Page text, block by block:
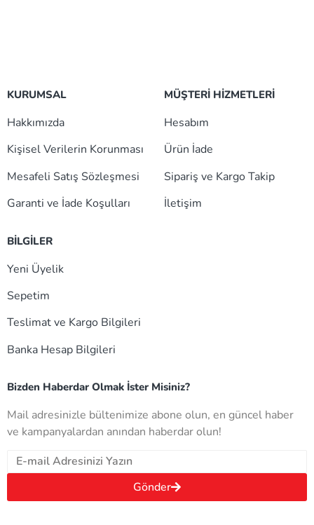
KURUMSAL
Hakkımızda
Kişisel Verilerin Korunması
Mesafeli Satış Sözleşmesi
Garanti ve İade Koşulları
MÜŞTERİ HİZMETLERİ
Hesabım
Ürün İade
Sipariş ve Kargo Takip
İletişim
BİLGİLER
Yeni Üyelik
Sepetim
Teslimat ve Kargo Bilgileri
Banka Hesap Bilgileri
Bizden Haberdar Olmak İster Misiniz?
Mail adresinizle bültenimize abone olun, en güncel haber
ve kampanyalardan anından haberdar olun!
Gönder